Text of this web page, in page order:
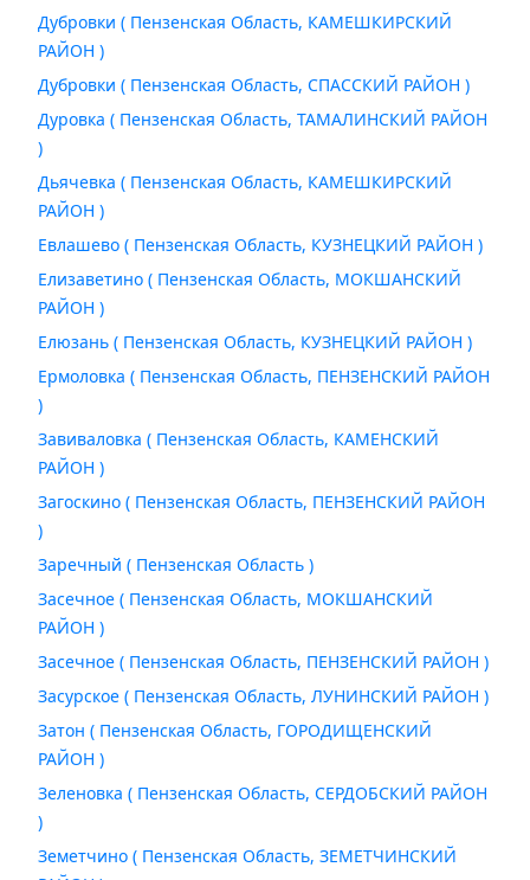
Дубровки ( Пензенская Область, КАМЕШКИРСКИЙ
РАЙОН )
Дубровки ( Пензенская Область, СПАССКИЙ РАЙОН )
Дуровка ( Пензенская Область, ТАМАЛИНСКИЙ РАЙОН
)
Дьячевка ( Пензенская Область, КАМЕШКИРСКИЙ
РАЙОН )
Евлашево ( Пензенская Область, КУЗНЕЦКИЙ РАЙОН )
Елизаветино ( Пензенская Область, МОКШАНСКИЙ
РАЙОН )
Елюзань ( Пензенская Область, КУЗНЕЦКИЙ РАЙОН )
Ермоловка ( Пензенская Область, ПЕНЗЕНСКИЙ РАЙОН
)
Завиваловка ( Пензенская Область, КАМЕНСКИЙ
РАЙОН )
Загоскино ( Пензенская Область, ПЕНЗЕНСКИЙ РАЙОН
)
Заречный ( Пензенская Область )
Засечное ( Пензенская Область, МОКШАНСКИЙ
РАЙОН )
Засечное ( Пензенская Область, ПЕНЗЕНСКИЙ РАЙОН )
Засурское ( Пензенская Область, ЛУНИНСКИЙ РАЙОН )
Затон ( Пензенская Область, ГОРОДИЩЕНСКИЙ
РАЙОН )
Зеленовка ( Пензенская Область, СЕРДОБСКИЙ РАЙОН
)
Земетчино ( Пензенская Область, ЗЕМЕТЧИНСКИЙ